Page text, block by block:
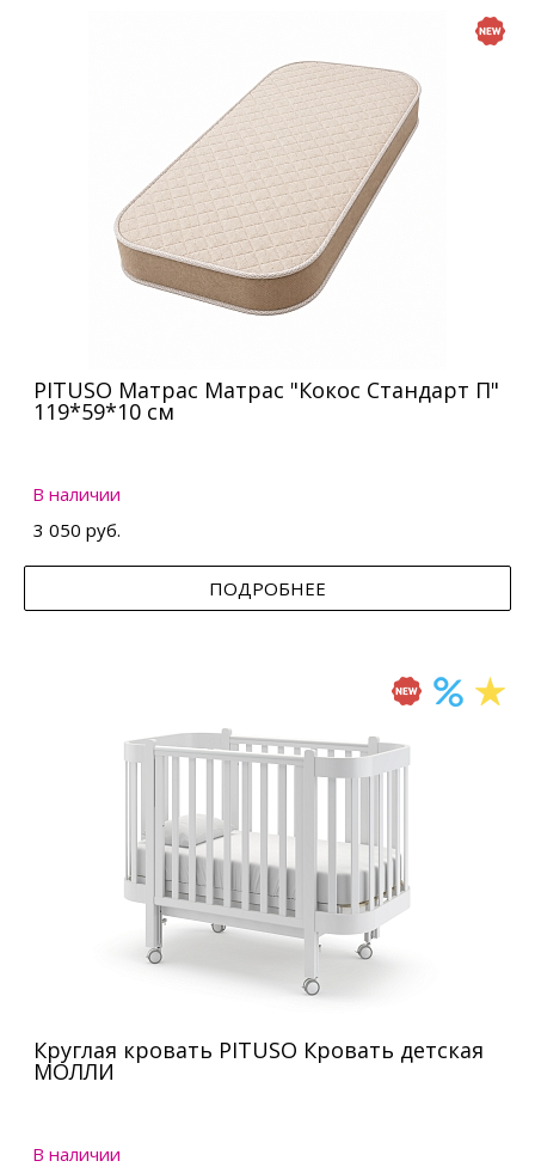
PITUSO Матрас Матрас "Кокос Стандарт П"
119*59*10 см
В наличии
3 050 руб.
ПОДРОБНЕЕ
Круглая кровать PITUSO Кровать детская
МОЛЛИ
В наличии